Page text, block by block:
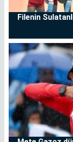
Filenin